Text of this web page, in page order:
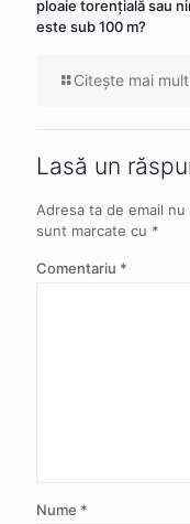
ploaie torenţială sau
este sub 100 m?
Citeşte mai mult
Lasă un
Adresa ta de email
sunt marcate cu *
Comentariu *
Nume *